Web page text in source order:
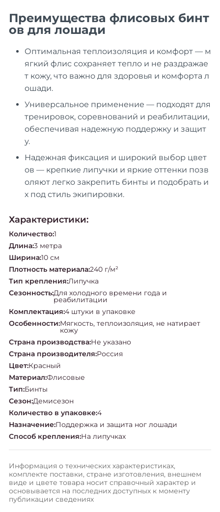
Преимущества флисовых бинт
ов для лошади
Оптимальная теплоизоляция и комфорт — м
ягкий флис сохраняет тепло и не раздражае
т кожу, что важно для здоровья и комфорта л
ошади.
Универсальное применение — подходят для
тренировок, соревнований и реабилитации,
обеспечивая надежную поддержку и защит
у.
Надежная фиксация и широкий выбор цвет
ов — крепкие липучки и яркие оттенки позв
оляют легко закрепить бинты и подобрать и
х под стиль экипировки.
Характеристики:
Количество:1
Длина:3 метра
Ширина:10 см
Плотность материала:240 г/м²
Тип крепления:Липучка
Сезонность:Для холодного времени года и
реабилитации
Комплектация:4 штуки в упаковке
Особенности:Мягкость, теплоизоляция, не натирает
кожу
Страна производства:Не указано
Страна производителя:Россия
Цвет:Красный
Материал:Флисовые
Тип:Бинты
Сезон:Демисезон
Количество в упаковке:4
Назначение:Поддержка и защита ног лошади
Способ крепления:На липучках
Информация о технических характеристиках,
комплекте поставки, стране изготовления, внешнем
виде и цвете товара носит справочный характер и
основывается на последних доступных к моменту
публикации сведениях